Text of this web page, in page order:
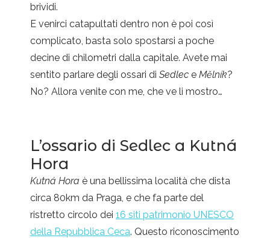
brividi.
E venirci catapultati dentro non è poi così
complicato, basta solo spostarsi a poche
decine di chilometri dalla capitale. Avete mai
sentito parlare degli ossari di Sedlec e Mělník?
No? Allora venite con me, che ve li mostro…
L’ossario di Sedlec a Kutná
Hora
Kutná Hora è una bellissima località che dista
circa 80km da Praga, e che fa parte del
ristretto circolo dei 16 siti patrimonio UNESCO
della Repubblica Ceca. Questo riconoscimento